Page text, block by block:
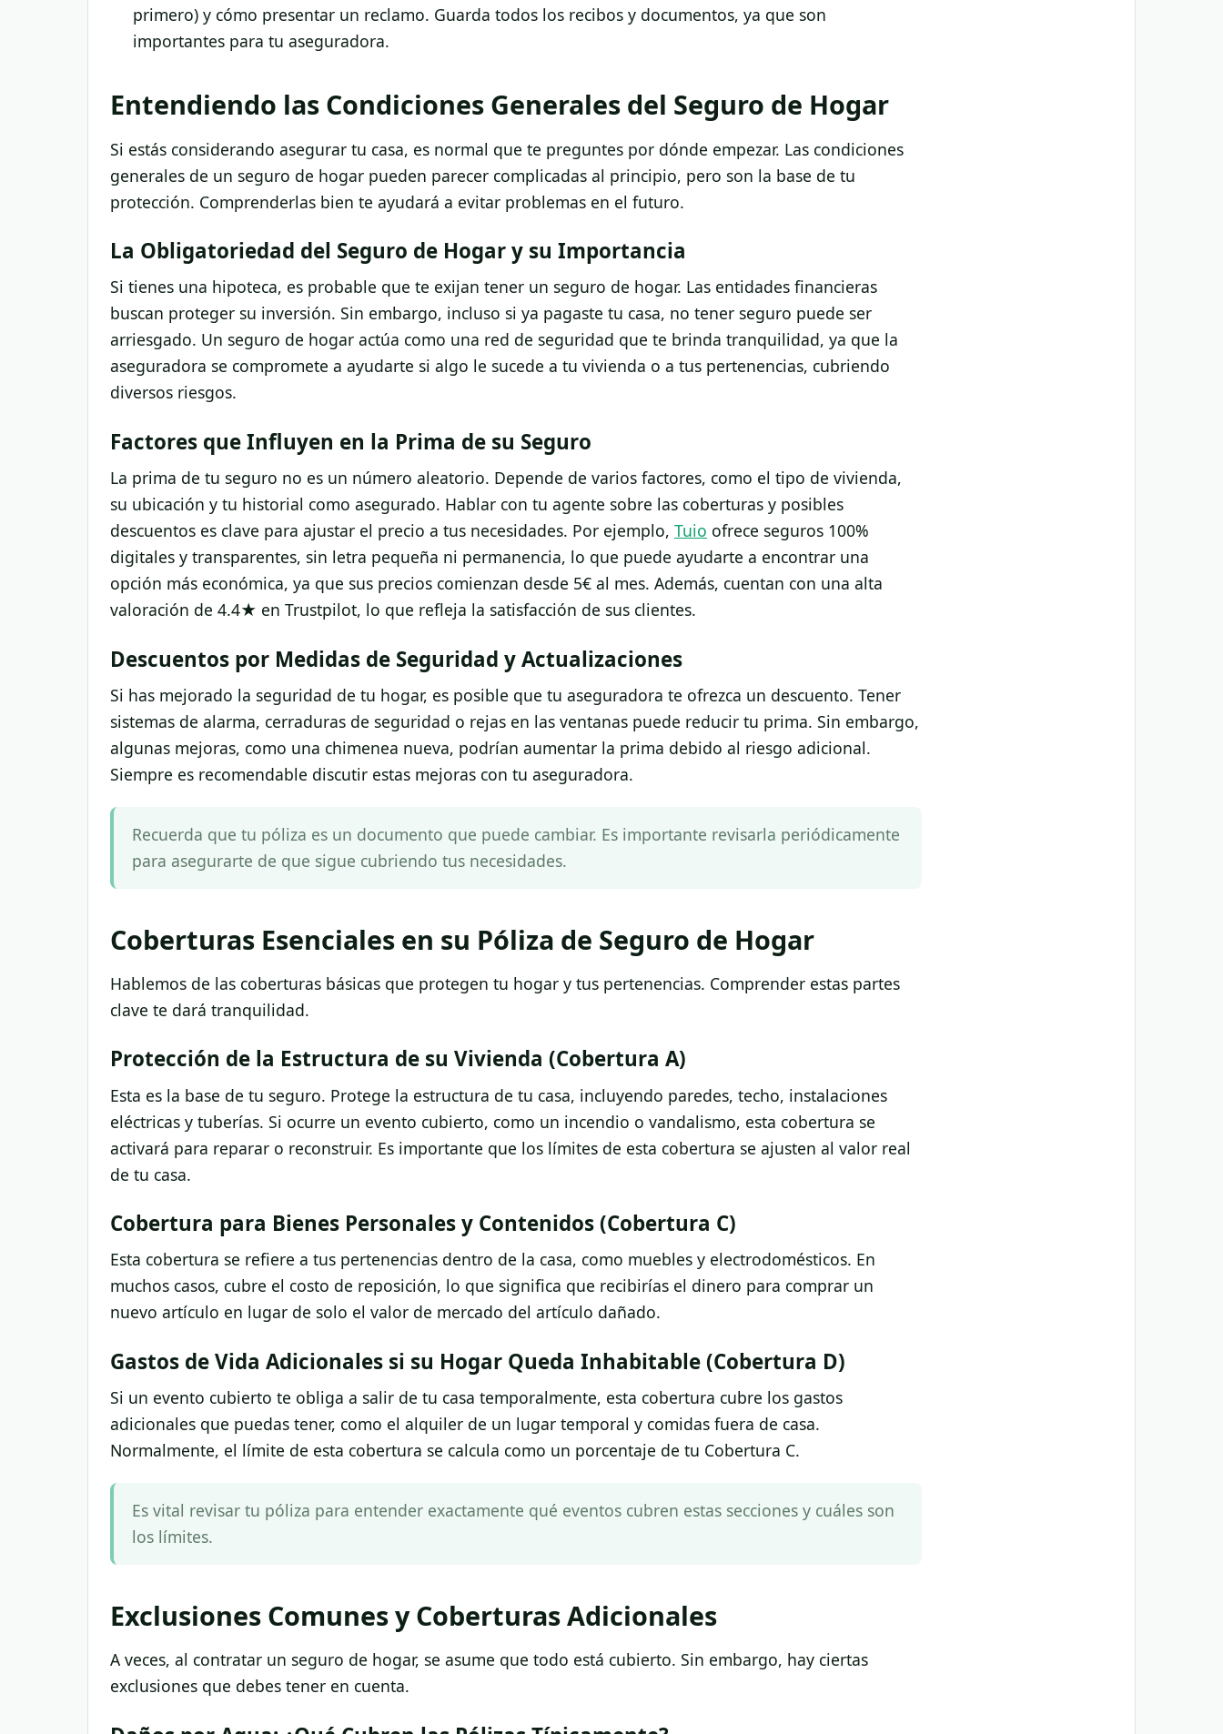
primero) y cómo presentar un reclamo. Guarda todos los recibos y documentos, ya que son
importantes para tu aseguradora.
Entendiendo las Condiciones Generales del Seguro de Hogar
Si estás considerando asegurar tu casa, es normal que te preguntes por dónde empezar. Las condiciones
generales de un seguro de hogar pueden parecer complicadas al principio, pero son la base de tu
protección. Comprenderlas bien te ayudará a evitar problemas en el futuro.
La Obligatoriedad del Seguro de Hogar y su Importancia
Si tienes una hipoteca, es probable que te exijan tener un seguro de hogar. Las entidades financieras
buscan proteger su inversión. Sin embargo, incluso si ya pagaste tu casa, no tener seguro puede ser
arriesgado. Un seguro de hogar actúa como una red de seguridad que te brinda tranquilidad, ya que la
aseguradora se compromete a ayudarte si algo le sucede a tu vivienda o a tus pertenencias, cubriendo
diversos riesgos.
Factores que Influyen en la Prima de su Seguro
La prima de tu seguro no es un número aleatorio. Depende de varios factores, como el tipo de vivienda,
su ubicación y tu historial como asegurado. Hablar con tu agente sobre las coberturas y posibles
descuentos es clave para ajustar el precio a tus necesidades. Por ejemplo, Tuio ofrece seguros 100%
digitales y transparentes, sin letra pequeña ni permanencia, lo que puede ayudarte a encontrar una
opción más económica, ya que sus precios comienzan desde 5€ al mes. Además, cuentan con una alta
valoración de 4.4★ en Trustpilot, lo que refleja la satisfacción de sus clientes.
Descuentos por Medidas de Seguridad y Actualizaciones
Si has mejorado la seguridad de tu hogar, es posible que tu aseguradora te ofrezca un descuento. Tener
sistemas de alarma, cerraduras de seguridad o rejas en las ventanas puede reducir tu prima. Sin embargo,
algunas mejoras, como una chimenea nueva, podrían aumentar la prima debido al riesgo adicional.
Siempre es recomendable discutir estas mejoras con tu aseguradora.
Recuerda que tu póliza es un documento que puede cambiar. Es importante revisarla periódicamente
para asegurarte de que sigue cubriendo tus necesidades.
Coberturas Esenciales en su Póliza de Seguro de Hogar
Hablemos de las coberturas básicas que protegen tu hogar y tus pertenencias. Comprender estas partes
clave te dará tranquilidad.
Protección de la Estructura de su Vivienda (Cobertura A)
Esta es la base de tu seguro. Protege la estructura de tu casa, incluyendo paredes, techo, instalaciones
eléctricas y tuberías. Si ocurre un evento cubierto, como un incendio o vandalismo, esta cobertura se
activará para reparar o reconstruir. Es importante que los límites de esta cobertura se ajusten al valor real
de tu casa.
Cobertura para Bienes Personales y Contenidos (Cobertura C)
Esta cobertura se refiere a tus pertenencias dentro de la casa, como muebles y electrodomésticos. En
muchos casos, cubre el costo de reposición, lo que significa que recibirías el dinero para comprar un
nuevo artículo en lugar de solo el valor de mercado del artículo dañado.
Gastos de Vida Adicionales si su Hogar Queda Inhabitable (Cobertura D)
Si un evento cubierto te obliga a salir de tu casa temporalmente, esta cobertura cubre los gastos
adicionales que puedas tener, como el alquiler de un lugar temporal y comidas fuera de casa.
Normalmente, el límite de esta cobertura se calcula como un porcentaje de tu Cobertura C.
Es vital revisar tu póliza para entender exactamente qué eventos cubren estas secciones y cuáles son
los límites.
Exclusiones Comunes y Coberturas Adicionales
A veces, al contratar un seguro de hogar, se asume que todo está cubierto. Sin embargo, hay ciertas
exclusiones que debes tener en cuenta.